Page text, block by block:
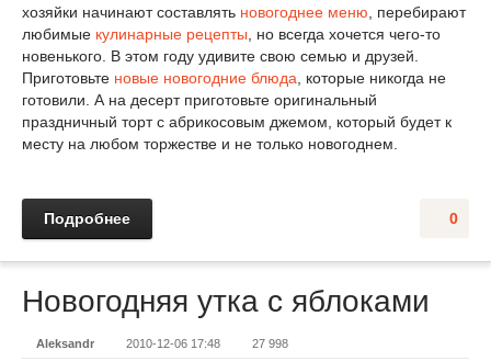
хозяйки начинают составлять новогоднее меню , перебирают
любимые кулинарные рецепты , но всегда хочется чего-то
новенького. В этом году удивите свою семью и друзей.
Приготовьте новые новогодние блюда , которые никогда не
готовили. А на десерт приготовьте оригинальный
праздничный торт с абрикосовым джемом, который будет к
месту на любом торжестве и не только новогоднем.
0
Подробнее
Новогодняя утка с яблоками
Aleksandr 2010-12-06 17:48 27 998